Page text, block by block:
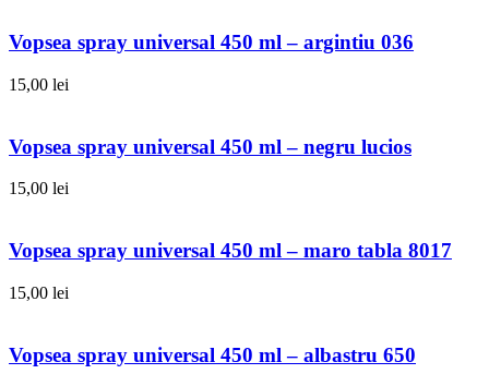
Vopsea spray universal 450 ml – argintiu 036
15,00 lei
Vopsea spray universal 450 ml – negru lucios
15,00 lei
Vopsea spray universal 450 ml – maro tabla 8017
15,00 lei
Vopsea spray universal 450 ml – albastru 650